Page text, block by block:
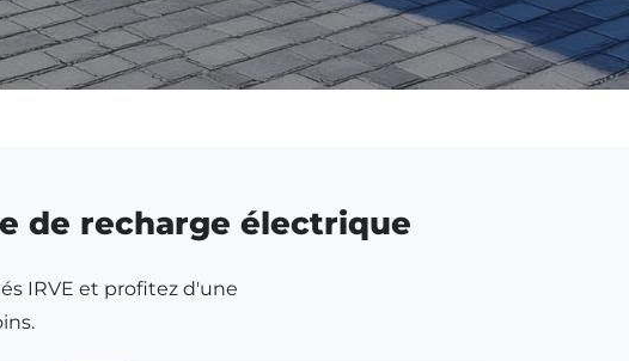
de recharge électrique
IRVE et profitez d'une